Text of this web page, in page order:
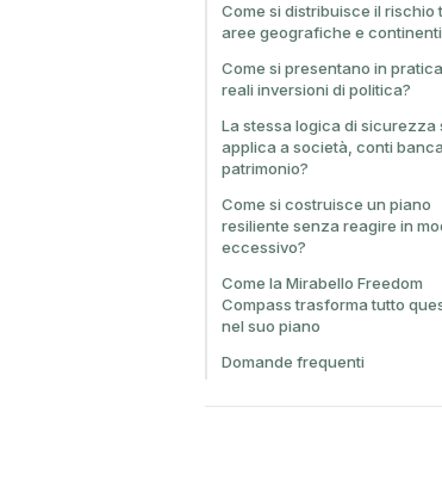
Come si distribuisce il rischio
aree geografiche e
Come si presentano in
reali inversioni di politica?
La stessa logica di sicurezza
applica a società, conti
patrimonio?
Come si costruisce un piano
resiliente senza reagire in
eccessivo?
Come la Mirabello Freedom
Compass trasforma tutto
nel suo piano
Domande frequenti